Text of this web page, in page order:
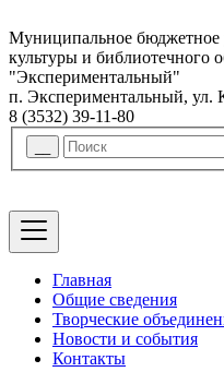
Муниципальное бюджетное
культуры и библиотечного
"Экспериментальный"
п. Экспериментальный, ул.
8 (3532) 39-11-80
Главная
Общие сведения
Творческие
Новости и события
Контакты